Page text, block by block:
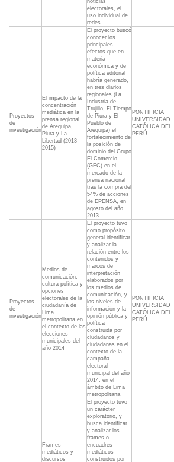
noticias
electorales, el
uso individual de
redes.
Proyectos
de
investigación
El impacto de la
concentración
mediática en la
prensa regional
de Arequipa,
Piura y La
Libertad (2013-
2015)
El proyecto buscó
conocer los
principales
efectos que en
materia
económica y de
política editorial
habría generado,
en tres diarios
regionales (La
Industria de
Trujillo, El Tiempo
de Piura y El
Pueblo de
Arequipa) el
fortalecimiento de
la posición de
dominio del Grupo
El Comercio
(GEC) en el
mercado de la
prensa nacional
tras la compra del
54% de acciones
de EPENSA, en
agosto del año
2013.
PONTIFICIA
UNIVERSIDAD
CATÓLICA DEL
PERÚ
Proyectos
de
investigación
Medios de
comunicación,
cultura política y
opciones
electorales de la
ciudadanía de
Lima
metropolitana en
el contexto de las
elecciones
municipales del
año 2014
El proyecto tuvo
como propósito
general identificar
y analizar la
relación entre los
contenidos y
marcos de
interpretación
elaborados por
los medios de
comunicación, y
los niveles de
información y la
opinión pública y
política
construida por
ciudadanos y
ciudadanas en el
contexto de la
campaña
electoral
municipal del año
2014, en el
ámbito de Lima
metropolitana.
PONTIFICIA
UNIVERSIDAD
CATÓLICA DEL
PERÚ
Frames
mediáticos y
discursos
El proyecto tuvo
un carácter
exploratorio, y
busca identificar
y analizar los
frames o
encuadres
mediáticos
construidos por